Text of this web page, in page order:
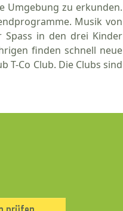
Umgebung zu erkunden.
Musik von
Spass in den drei Kinder
finden schnell neue
T-Co Club. Die Clubs sind